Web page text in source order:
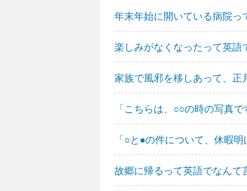
年末年始に開いている病院っ
楽しみがなくなったって英語
家族で風邪を移しあって、正
「こちらは、○○の時の写真
「○と●の件について、休暇
故郷に帰るって英語でなんて